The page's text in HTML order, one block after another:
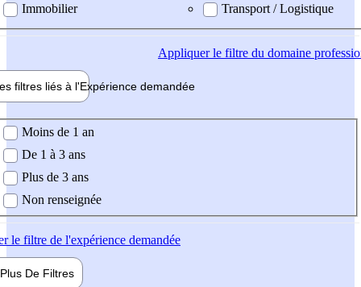
Immobilier
Transport / Logistique
Appliquerle filtre du domaine
filtres liés à l'Expérience demandée
demandée
Moins de 1 an
De 1 à 3 ans
Plus de 3 ans
Non renseignée
le filtre de l'expérience demandée
Plus De Filtres